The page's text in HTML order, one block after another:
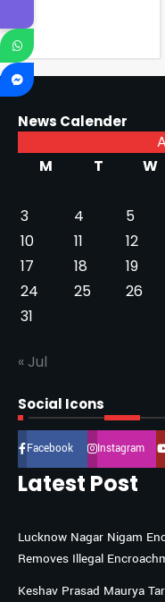
News Calender
M
T W
3
4 5
10
11 12
17
18 19
24
25 26
31
« Jul
Social Icons
Facebook Instagram
Latest Post
Lucknow Nagar Nigam
Removes Illegal
Keshav Prasad Maurya